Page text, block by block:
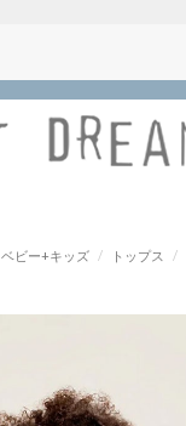
ベビー+キッズ / トップス /